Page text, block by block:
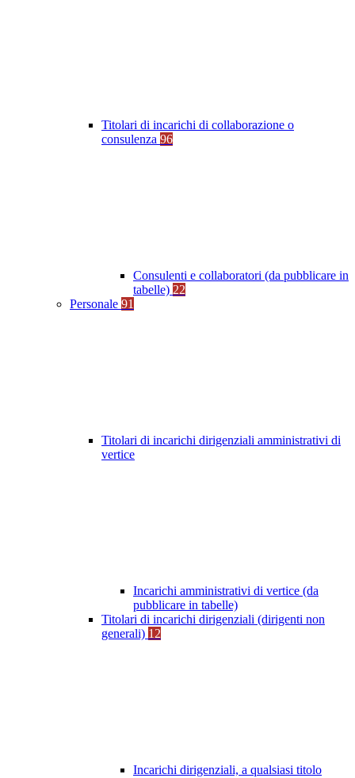
Titolari di incarichi di collaborazione o
consulenza 96
Consulenti e collaboratori (da pubblicare in
tabelle) 22
Personale 91
Titolari di incarichi dirigenziali amministrativi di
vertice
Incarichi amministrativi di vertice (da
pubblicare in tabelle)
Titolari di incarichi dirigenziali (dirigenti non
generali) 12
Incarichi dirigenziali, a qualsiasi titolo